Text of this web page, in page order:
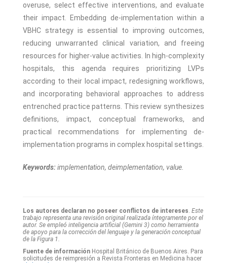
overuse, select effective interventions, and evaluate
their impact. Embedding de-implementation within a
VBHC strategy is essential to improving outcomes,
reducing unwarranted clinical variation, and freeing
resources for higher-value activities. In high-complexity
hospitals, this agenda requires prioritizing LVPs
according to their local impact, redesigning workflows,
and incorporating behavioral approaches to address
entrenched practice patterns. This review synthesizes
definitions, impact, conceptual frameworks, and
practical recommendations for implementing de-
implementation programs in complex hospital settings.
Keywords:implementation, deimplementation, value.
Los autores declaran no poseer conflictos de intereses. Este
trabajo representa una revisión original realizada íntegramente por el
autor. Se empleó inteligencia artificial (Gemini 3) como herramienta
de apoyo para la corrección del lenguaje y la generación conceptual
de la Figura 1.
Fuente de información Hospital Británico de Buenos Aires. Para
solicitudes de reimpresión a Revista Fronteras en Medicina hacer